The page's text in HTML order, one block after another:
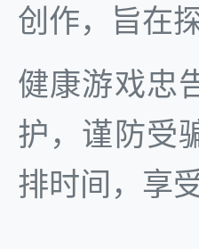
创作，旨在
健康游戏忠
护，谨防受
排时间，享